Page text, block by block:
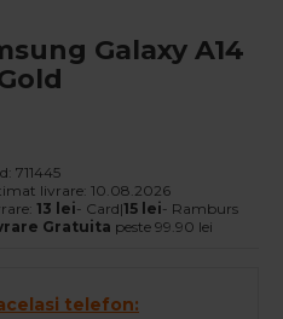
Galaxy A14
711445
livrare: 10.08.2026
13 lei- Card|15 lei- Ramburs
Gratuita peste 99.90 lei
telefon: